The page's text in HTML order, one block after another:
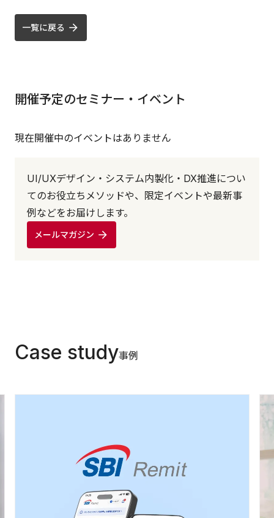
一覧に戻る
開催予定のセミナー・イベント
現在開催中のイベントはありません
UI/UXデザイン・システム内製化・DX推進につい
てのお役立ちメソッドや、限定イベントや最新事
例などをお届けします。
メールマガジン
Case study事例